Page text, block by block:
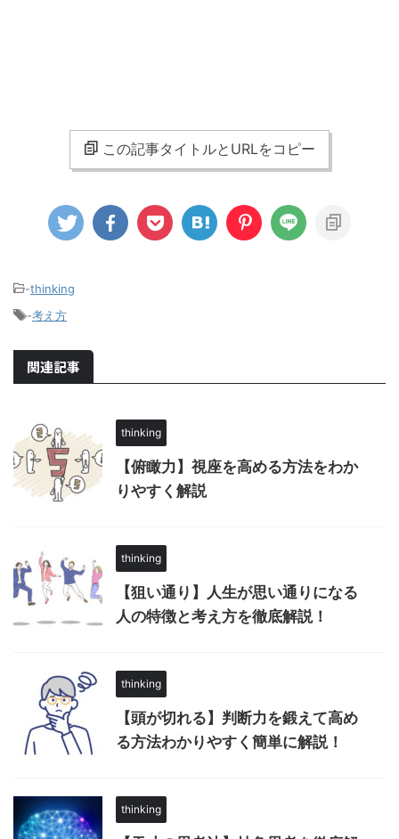
この記事タイトルとURLをコピー
-thinking
-考え方
関連記事
thinking
【俯瞰力】視座を高める方法をわか
りやすく解説
thinking
【狙い通り】人生が思い通りになる
人の特徴と考え方を徹底解説！
thinking
【頭が切れる】判断力を鍛えて高め
る方法わかりやすく簡単に解説！
thinking